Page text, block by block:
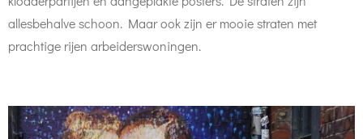
allesbehalve schoon. Maar ook zijn er mooie straten met
prachtige rijen arbeiderswoningen.